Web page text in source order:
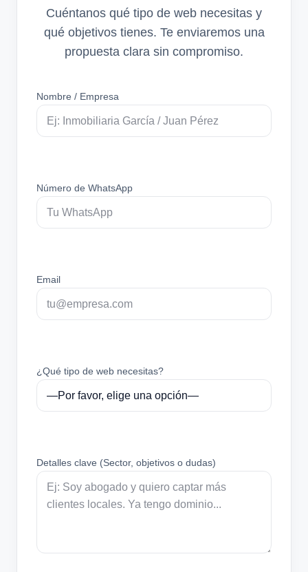
Cuéntanos qué tipo de web necesitas y
qué objetivos tienes. Te enviaremos una
propuesta clara sin compromiso.
Nombre / Empresa
Número de WhatsApp
Email
¿Qué tipo de web necesitas?
Detalles clave (Sector, objetivos o dudas)